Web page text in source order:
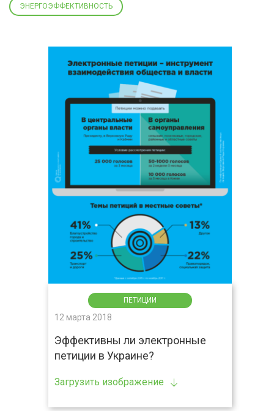
ЭНЕРГОЭФФЕКТИВНОСТЬ
ПЕТИЦИИ
12 марта 2018
Эффективны ли электронные
петиции в Украине?
Загрузить изображение